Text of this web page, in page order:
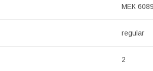
МЕК
regular
2